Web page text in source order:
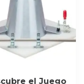
el Juego